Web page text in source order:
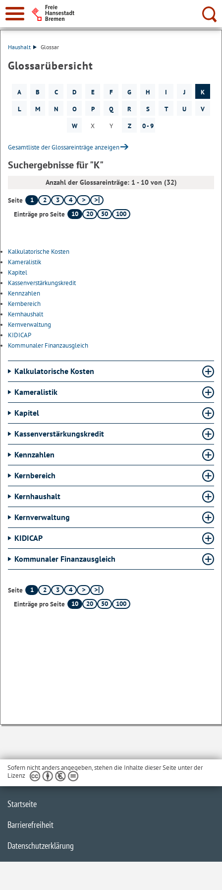
Suche:
Haushalt Glossar
Glossarübersicht
A B C D E F G H I J
K
L
M N O P Q R S T U
V
W
X Y Z 0 - 9
Gesamtliste der Glossareinträge anzeigen
Suchergebnisse für "K"
Anzahl der Glossareinträge: 1 - 10 von (32)
Seite 1 2 3
4
Einträge pro Seite
10 20 50 100
Kalkulatorische Kosten
Kameralistik
Kapitel
Kassenverstärkungskredit
Kennzahlen
Kernbereich
Kernhaushalt
Kernverwaltung
KIDICAP
Kommunaler Finanzausgleich
Kalkulatorische Kosten
Kameralistik
Kapitel
Kassenverstärkungskredit
Kennzahlen
Kernbereich
Kernhaushalt
Kernverwaltung
KIDICAP
Kommunaler Finanzausgleich
Seite 1 2 3
4
Einträge pro Seite
10 20 50 100
Sofern nicht anders angegeben, stehen die Inhalte dieser Seite unter der
Lizenz
Startseite
Barrierefreiheit
Datenschutzerklärung